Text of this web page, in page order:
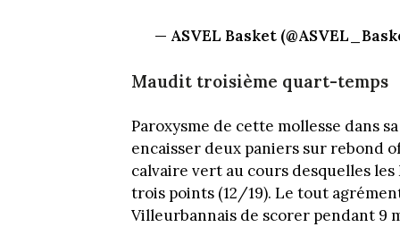
— ASVEL Basket
Maudit troisième quart-temps
Paroxysme de cette mollesse dans
encaisser deux paniers sur rebond
calvaire vert au cours desquelles
trois points (12/19). Le tout
Villeurbannais de scorer pendant 9